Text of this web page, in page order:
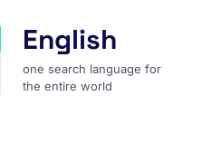
one search language for
English
one search language for
the entire world